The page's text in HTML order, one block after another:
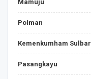
Mamuju
Polman
Kemenkumham Sulbar
Pasangkayu